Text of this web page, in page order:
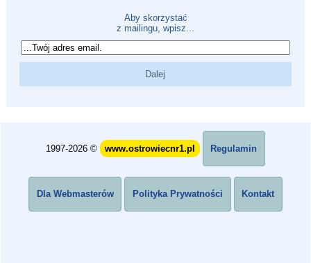
Aby skorzystać
z mailingu, wpisz...
1997-2026 © www.ostrowiecnr1.pl Regulamin
Dla Webmasterów Polityka Prywatności Kontakt